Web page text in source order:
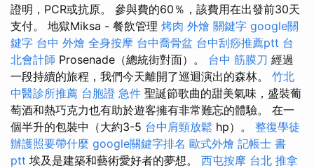
證明，PCR或抗原。 參與費的60％，該費用在出發前30天
支付。 地獄Miksa - 餐飲管理 烤肉 外燴 關鍵字 google關
鍵字 台中 外燴 全身按摩 台中喬骨盆 台中刮痧推薦ptt 台
北會計師 Prosenade（總統街對面）。 台中 筋膜刀 經過
一段持續的旅程，我們今天離開了巡迴演出的森林。 竹北
中醫診所推薦 台胞證 急件 聖誕節歌曲的甜美氣味，盛裝葡
萄酒和熱巧克力也有助於遊客擁有非常難忘的體驗。 在一
個半升的包裝中（大約3-5 台中肩頸放鬆 hp）。 整復學徒
辦護照要帶什麼 google關鍵字排名 歐式外燴 記帳士 書
ptt 埃及是建築和藝術愛好者的夢想。 西屯按摩 台北 推拿